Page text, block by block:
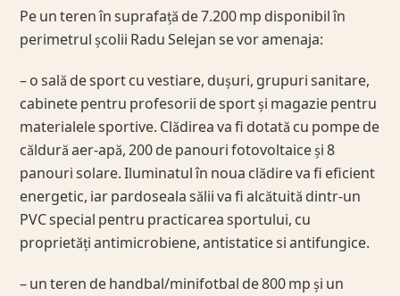
Pe un teren în suprafață de 7.200 mp disponibil în
perimetrul școlii Radu Selejan se vor amenaja:
– o sală de sport cu vestiare, dușuri, grupuri sanitare,
cabinete pentru profesorii de sport și magazie pentru
materialele sportive. Clădirea va fi dotată cu pompe de
căldură aer-apă, 200 de panouri fotovoltaice și 8
panouri solare. Iluminatul în noua clădire va fi eficient
energetic, iar pardoseala sălii va fi alcătuită dintr-un
PVC special pentru practicarea sportului, cu
proprietăți antimicrobiene, antistatice si antifungice.
– un teren de handbal/minifotbal de 800 mp și un